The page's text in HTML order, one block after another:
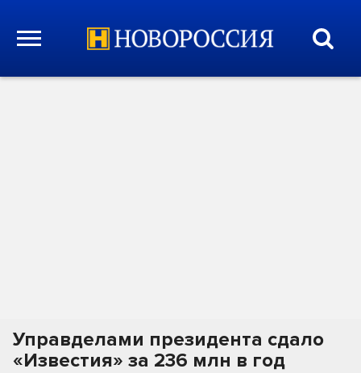
Управделами президента сдало
«Известия» за 236 млн в год